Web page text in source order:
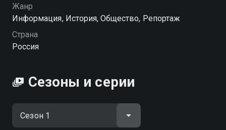
СВР и РГВИА…
Посмотреть онлайн 1 сезон сериала Загадки века
вы можете совершенно бесплатно в хорошем HD
Жанр
Информация, История, Общество, Репортаж
Страна
Россия
Сезоны и серии